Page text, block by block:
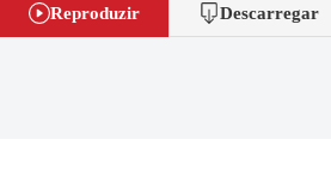
Reproduzir Descarregar